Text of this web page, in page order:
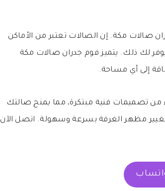
صالات مكة. إن الصالات تعتبر من الأماكن
لك ذلك. يتميز فوم جدران صالات مكة
إلى أي مساحة.
من تصميمات فنية مبتكرة، مما يمنح صالتك
مظهر الغرفة بسرعة وسهولة. اتصل الآن